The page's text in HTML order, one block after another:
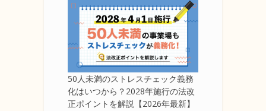
50人未満のストレスチェック義務
化はいつから？2028年施行の法改
正ポイントを解説【2026年最新】